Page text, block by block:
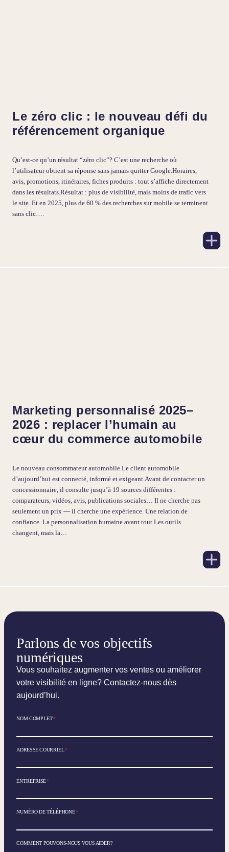
Le zéro clic : le nouveau défi du
référencement organique
Qu’est-ce qu’un résultat “zéro clic”? C’est une recherche où
l’utilisateur obtient sa réponse sans jamais quitter Google.Horaires,
avis, promotions, itinéraires, fiches produits : tout s’affiche directement
dans les résultats.Résultat : plus de visibilité, mais moins de trafic vers
le site. Et en 2025, plus de 60 % des recherches sur mobile se terminent
sans clic….
Marketing personnalisé 2025–
2026 : replacer l’humain au
cœur du commerce automobile
Le nouveau consommateur automobile Le client automobile
d’aujourd’hui est connecté, informé et exigeant.Avant de contacter un
concessionnaire, il consulte jusqu’à 19 sources différentes :
comparateurs, vidéos, avis, publications sociales… Il ne cherche pas
seulement un prix — il cherche une expérience. Une relation de
confiance. La personnalisation humaine avant tout Les outils
changent, mais la…
Parlons de vos objectifs
numériques
Vous souhaitez augmenter vos ventes ou améliorer
votre visibilité en ligne? Contactez-nous dès
aujourd’hui.
NOM COMPLET*
ADRESSE COURRIEL*
ENTREPRISE*
NUMÉRO DE TÉLÉPHONE*
COMMENT POUVONS-NOUS VOUS AIDER?